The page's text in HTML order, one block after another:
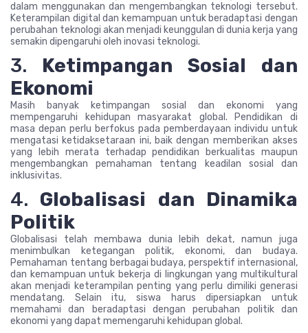
dalam menggunakan dan mengembangkan teknologi tersebut.
Keterampilan digital dan kemampuan untuk beradaptasi dengan
perubahan teknologi akan menjadi keunggulan di dunia kerja yang
semakin dipengaruhi oleh inovasi teknologi.
3. Ketimpangan Sosial dan
Ekonomi
Masih banyak ketimpangan sosial dan ekonomi yang
mempengaruhi kehidupan masyarakat global. Pendidikan di
masa depan perlu berfokus pada pemberdayaan individu untuk
mengatasi ketidaksetaraan ini, baik dengan memberikan akses
yang lebih merata terhadap pendidikan berkualitas maupun
mengembangkan pemahaman tentang keadilan sosial dan
inklusivitas.
4. Globalisasi dan Dinamika
Politik
Globalisasi telah membawa dunia lebih dekat, namun juga
menimbulkan ketegangan politik, ekonomi, dan budaya.
Pemahaman tentang berbagai budaya, perspektif internasional,
dan kemampuan untuk bekerja di lingkungan yang multikultural
akan menjadi keterampilan penting yang perlu dimiliki generasi
mendatang. Selain itu, siswa harus dipersiapkan untuk
memahami dan beradaptasi dengan perubahan politik dan
ekonomi yang dapat memengaruhi kehidupan global.